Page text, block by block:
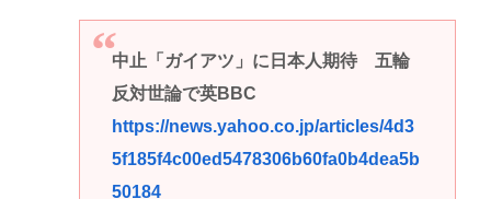
中止「ガイアツ」に日本人期待 五輪
反対世論で英BBC
https://news.yahoo.co.jp/articles/4d3
5f185f4c00ed5478306b60fa0b4dea5b
50184